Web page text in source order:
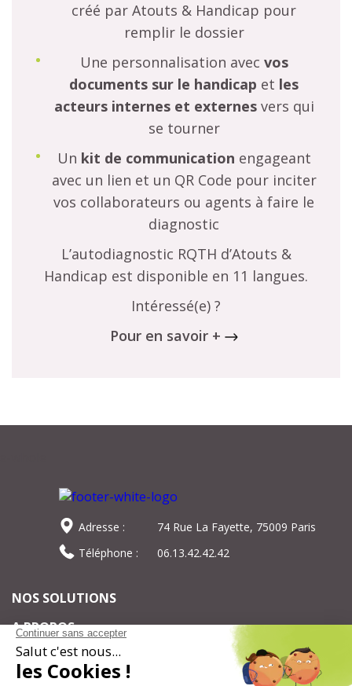
créé par Atouts & Handicap pour
remplir le dossier
Une personnalisation avec vos
documents sur le handicap et les
acteurs internes et externesvers qui
se tourner
Un kit de communication engageant
avec un lien et un QR Code pour inciter
vos collaborateurs ou agents à faire le
diagnostic
L’autodiagnostic RQTH d’Atouts &
Handicap est disponible en 11 langues.
Intéressé(e) ?
Pour en savoir +
Adresse :
74 Rue La Fayette, 75009 Paris
Téléphone :
06.13.42.42.42
NOS SOLUTIONS
A PROPOS
Pour ne rien manquer de notre actualité,